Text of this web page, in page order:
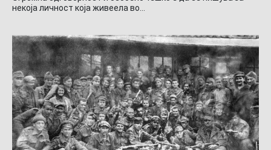
некоја личност која живеела во…